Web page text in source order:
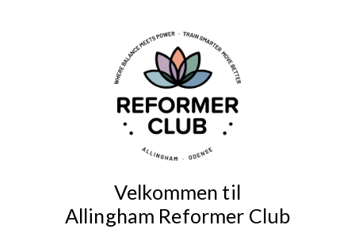
Velkommen til
Allingham Reformer Club